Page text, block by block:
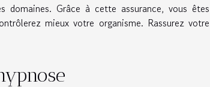
Grâce à cette assurance, vous êtes
mieux votre organisme. Rassurez votre